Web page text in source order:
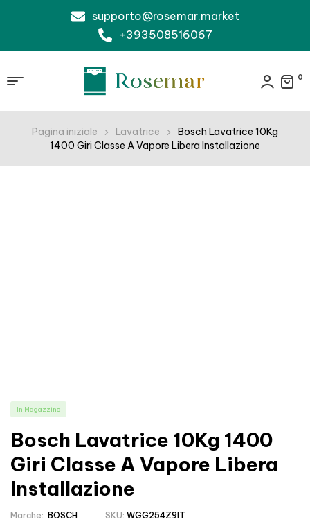
supporto@rosemar.market
+393508516067
0
Pagina iniziale Lavatrice
Bosch Lavatrice 10Kg
1400 Giri Classe A Vapore Libera Installazione
In Magazzino
Bosch Lavatrice 10Kg 1400
Giri Classe A Vapore Libera
Installazione
Marche: BOSCH SKU: WGG254Z9IT